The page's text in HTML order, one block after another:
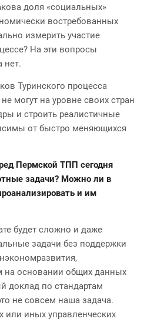
доля «социальных»
востребованных
измерить участие
На эти вопросы
нет.
Туринского процесса
могут на уровне своих стран
и строить реалистичные
от быстро меняющихся
Пермской ТПП сегодня
задачи? Можно ли в
и им
будет сложно и даже
задачи без поддержки
основании общих данных
доклад по стандартам
не совсем наша задача.
или иных управленческих